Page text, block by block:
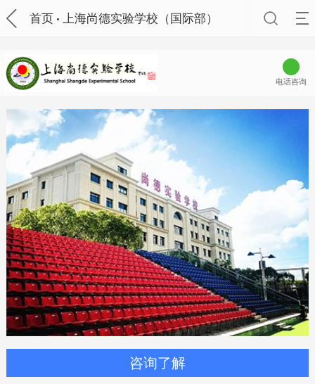
首页 上海尚德实验学校（国际部）
电话咨询
咨询了解